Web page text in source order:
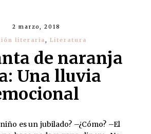
2 marzo, 2018
literaria, Literatura
de naranja
Una lluvia
es un jubilado? –¿Cómo? –El